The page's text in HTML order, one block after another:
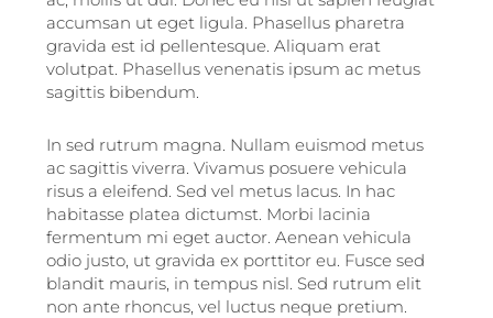
accumsan ut eget ligula. Phasellus pharetra
gravida est id pellentesque. Aliquam erat
volutpat. Phasellus venenatis ipsum ac metus
sagittis bibendum.
In sed rutrum magna. Nullam euismod metus
ac sagittis viverra. Vivamus posuere vehicula
risus a eleifend. Sed vel metus lacus. In hac
habitasse platea dictumst. Morbi lacinia
fermentum mi eget auctor. Aenean vehicula
odio justo, ut gravida ex porttitor eu. Fusce sed
blandit mauris, in tempus nisl. Sed rutrum elit
non ante rhoncus, vel luctus neque pretium.